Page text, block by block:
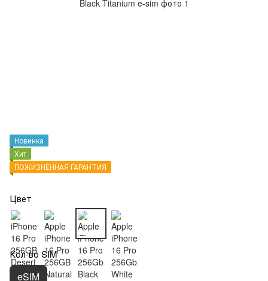
Новинка
Хит
ПОЖИЗНЕННАЯ ГАРАНТИЯ
Цвет
Кол-во SIM
eSIM